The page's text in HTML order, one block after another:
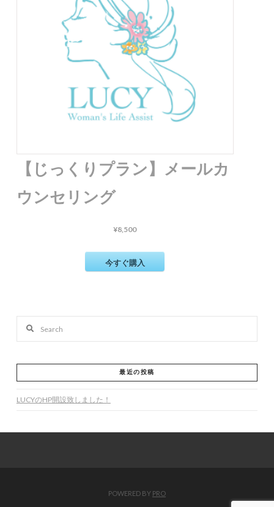
【じっくりプラン】メールカ
ウンセリング
¥8,500
今すぐ購入
最近の投稿
LUCYのHP開設致しました！
POWERED BY PRO